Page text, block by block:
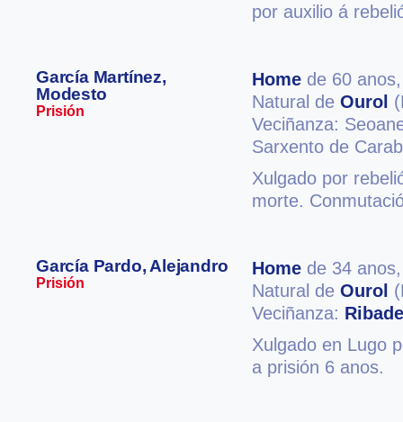
por auxilio á
García Martínez,
Modesto
Prisión
Home de 60
Natural de Ourol
Veciñanza:
Sarxento de
Xulgado por
morte.
García Pardo, Alejandro
Prisión
Home de 34
Natural de Ourol
Veciñanza:
Xulgado en Lugo
a prisión 6 anos.